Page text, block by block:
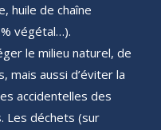
huile de chaîne
végétal…).
le milieu naturel, de
mais aussi d’éviter la
accidentelles des
Les déchets (sur